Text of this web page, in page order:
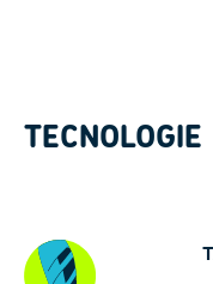
TECNOLOGIE